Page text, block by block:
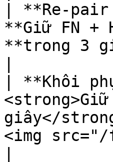
| **Re-
**Giữ FN +
**trong 3
| **Khôi
<strong>Giữ
giây</
<img src="/